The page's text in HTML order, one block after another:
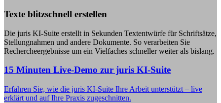
Texte blitzschnell erstellen
Die juris KI-Suite erstellt in Sekunden Textentwürfe für Schriftsätze,
Stellungnahmen und andere Dokumente. So verarbeiten Sie
Rechercheergebnisse um ein Vielfaches schneller weiter als bislang.
15 Minuten Live-Demo zur juris KI-Suite
Erfahren Sie, wie die juris KI-Suite Ihre Arbeit unterstützt – live
erklärt und auf Ihre Praxis zugeschnitten.